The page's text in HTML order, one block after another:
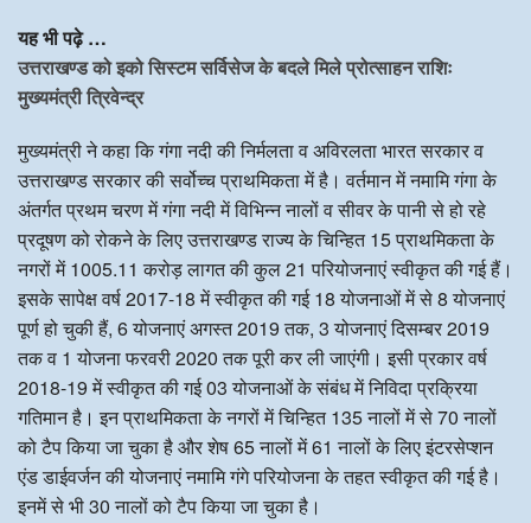
यह भी पढ़े …
उत्तराखण्ड को इको सिस्टम सर्विसेज के बदले मिले प्रोत्साहन राशिः
मुख्यमंत्री त्रिवेन्द्र
मुख्यमंत्री ने कहा कि गंगा नदी की निर्मलता व अविरलता भारत सरकार व
उत्तराखण्ड सरकार की सर्वोच्च प्राथमिकता में है। वर्तमान में नमामि गंगा के
अंतर्गत प्रथम चरण में गंगा नदी में विभिन्न नालों व सीवर के पानी से हो रहे
प्रदूषण को रोकने के लिए उत्तराखण्ड राज्य के चिन्हित 15 प्राथमिकता के
नगरों में 1005.11 करोड़ लागत की कुल 21 परियोजनाएं स्वीकृत की गई हैं।
इसके सापेक्ष वर्ष 2017-18 में स्वीकृत की गई 18 योजनाओं में से 8 योजनाएं
पूर्ण हो चुकी हैं, 6 योजनाएं अगस्त 2019 तक, 3 योजनाएं दिसम्बर 2019
तक व 1 योजना फरवरी 2020 तक पूरी कर ली जाएंगी। इसी प्रकार वर्ष
2018-19 में स्वीकृत की गई 03 योजनाओं के संबंध में निविदा प्रक्रिया
गतिमान है। इन प्राथमिकता के नगरों में चिन्हित 135 नालों में से 70 नालों
को टैप किया जा चुका है और शेष 65 नालों में 61 नालों के लिए इंटरसेप्शन
एंड डाईवर्जन की योजनाएं नमामि गंगे परियोजना के तहत स्वीकृत की गई है।
इनमें से भी 30 नालों को टैप किया जा चुका है।